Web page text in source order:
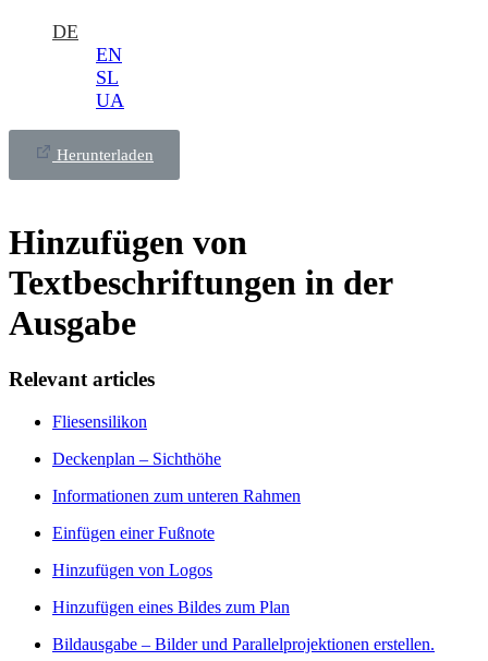
DE
EN
SL
UA
Herunterladen
Hinzufügen von
Textbeschriftungen in der
Ausgabe
Relevant articles
Fliesensilikon
Deckenplan – Sichthöhe
Informationen zum unteren Rahmen
Einfügen einer Fußnote
Hinzufügen von Logos
Hinzufügen eines Bildes zum Plan
Bildausgabe – Bilder und Parallelprojektionen erstellen.